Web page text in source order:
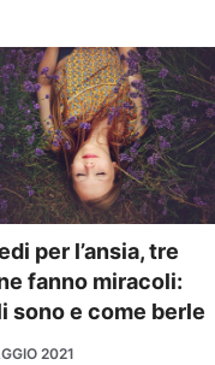
per l’ansia, tre
fanno miracoli:
sono e come berle
2021